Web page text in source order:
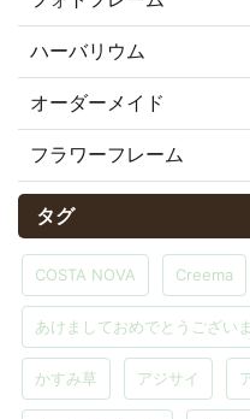
ハーバリウム
オーダーメイド
フラワーフレーム
タグ
COSTA NOVA Creema
あけましておめでとうござい
かすみ草 アジサイ